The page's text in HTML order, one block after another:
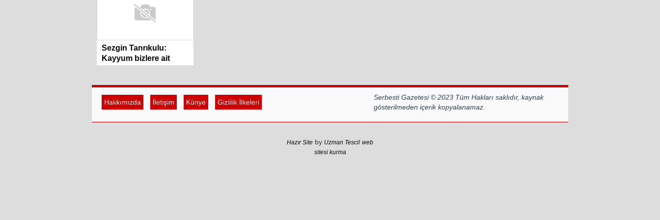
Sezgin Tanrıkulu:
Kayyum bizlere ait
Hakkımızda İletişim Künye Gizlilik İlkeleri
Serbesti Gazetesi © 2023 Tüm Hakları saklıdır, kaynak
gösterilmeden içerik kopyalanamaz.
Hazır Site by Uzman Tescil web
sitesi kurma